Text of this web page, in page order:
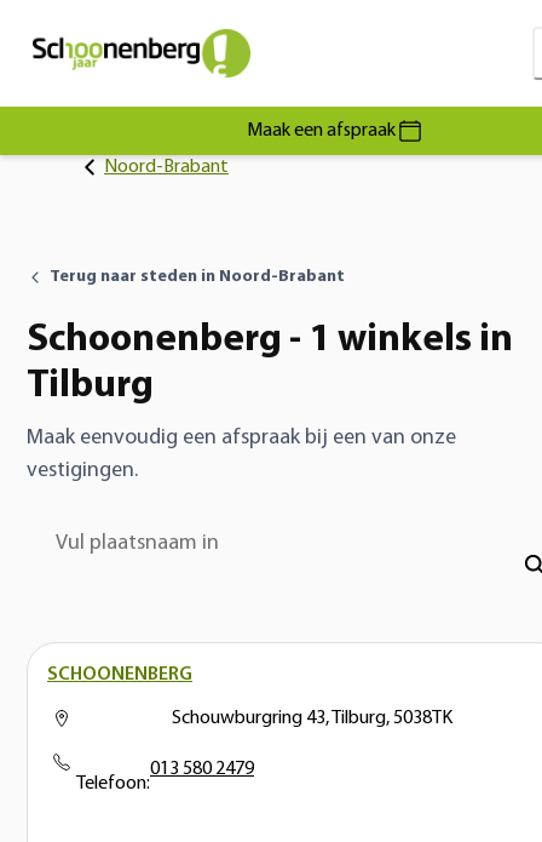
Maak een afspraak
Noord-Brabant
Terug naar steden in Noord-Brabant
Schoonenberg - 1 winkels in
Tilburg
Maak eenvoudig een afspraak bij een van onze
vestigingen.
Vul plaatsnaam in
SCHOONENBERG
Schouwburgring 43, Tilburg, 5038TK
Telefoon:
013 580 2479